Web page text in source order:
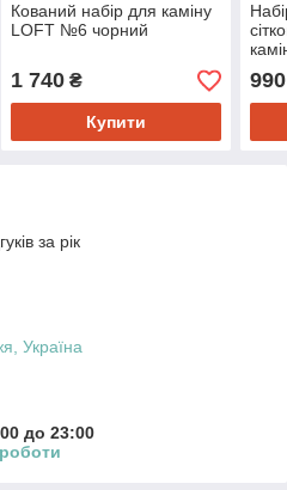
Кований набір для каміну
LOFT №6 чорний
1 740₴
Купити
990
за рік
Україна
до 23:00